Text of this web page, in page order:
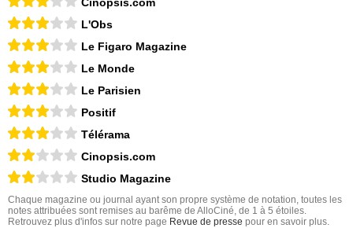
L'Obs
Le Figaro Magazine
Le Monde
Le Parisien
Positif
Télérama
Cinopsis.com
Studio Magazine
Chaque magazine ou journal ayant son propre système de notation, toutes les
notes attribuées sont remises au barême de AlloCiné, de 1 à 5 étoiles.
Retrouvez plus d'infos sur notre page Revue de presse pour en savoir plus.